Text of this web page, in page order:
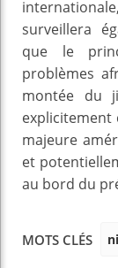
surveillera
que le
problèmes
montée du
majeure
et
au bord du
MOTS CLÉS